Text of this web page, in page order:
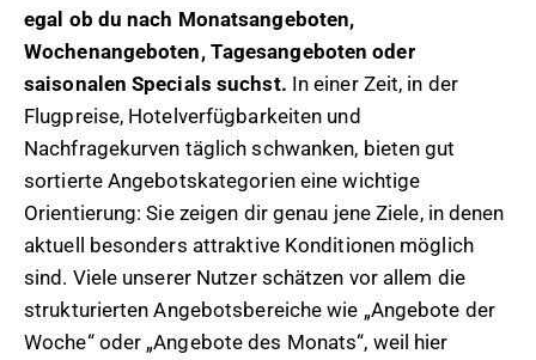
egal ob du nach Monatsangeboten,
Wochenangeboten, Tagesangeboten oder
saisonalen Specials suchst. In einer Zeit, in der
Flugpreise, Hotelverfügbarkeiten und
Nachfragekurven täglich schwanken, bieten gut
sortierte Angebotskategorien eine wichtige
Orientierung: Sie zeigen dir genau jene Ziele, in denen
aktuell besonders attraktive Konditionen möglich
sind. Viele unserer Nutzer schätzen vor allem die
strukturierten Angebotsbereiche wie „Angebote der
Woche“ oder „Angebote des Monats“, weil hier